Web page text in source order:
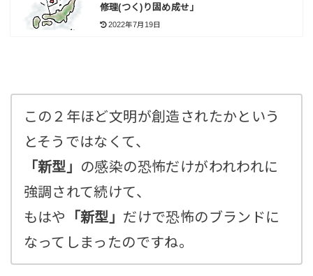
修理(つく)り固め成せ」
2022年7月19日
この２年ほど文明が創造されたかという
とそうではなくて、
「新型」 の感染の恐怖だけがわれわれに
強調されて続けて、
もはや
「新型」 だけで恐怖のブランドに
なってしまったのですね。